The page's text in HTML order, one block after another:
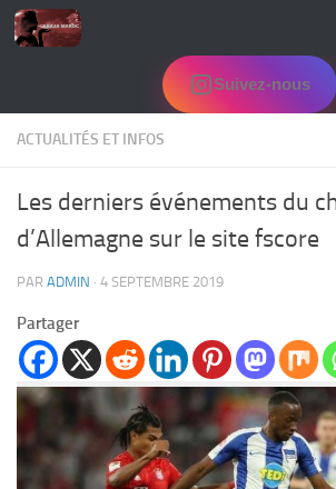
Skip to content
Suivez-nous
ACTUALITÉS ET INFOS
Les derniers événements du
d’Allemagne sur le site fscore
PAR ADMIN · 4 SEPTEMBRE 2019
Partager